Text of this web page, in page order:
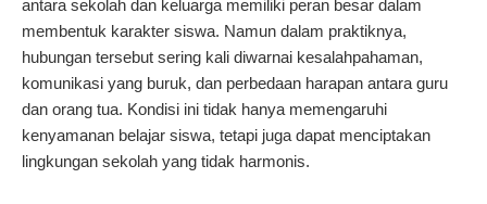
antara sekolah dan keluarga memiliki peran besar dalam
membentuk karakter siswa. Namun dalam praktiknya,
hubungan tersebut sering kali diwarnai kesalahpahaman,
komunikasi yang buruk, dan perbedaan harapan antara guru
dan orang tua. Kondisi ini tidak hanya memengaruhi
kenyamanan belajar siswa, tetapi juga dapat menciptakan
lingkungan sekolah yang tidak harmonis.